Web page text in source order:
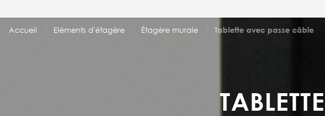
Accueil Eléments d'étagère Étagère murale Tablette avec passe câble